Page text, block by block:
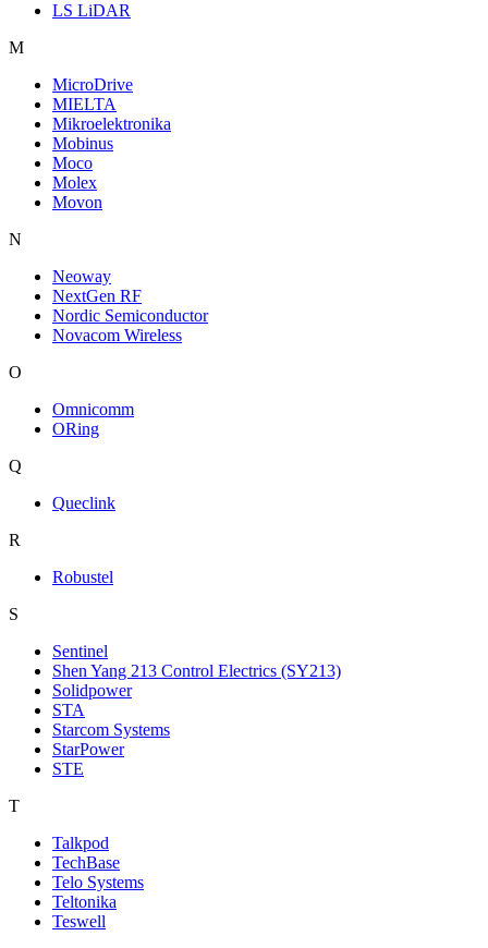
LS LiDAR
M
MicroDrive
MIELTA
Mikroelektronika
Mobinus
Moco
Molex
Movon
N
Neoway
NextGen RF
Nordic Semiconductor
Novacom Wireless
O
Omnicomm
ORing
Q
Queclink
R
Robustel
S
Sentinel
Shen Yang 213 Control Electrics (SY213)
Solidpower
STA
Starcom Systems
StarPower
STE
T
Talkpod
TechBase
Telo Systems
Teltonika
Teswell